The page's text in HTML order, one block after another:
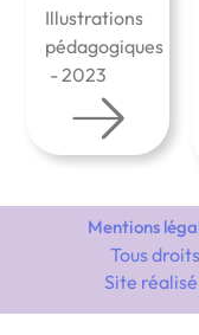
Illustrations
pédagogiques
- 2023
Mentions
Tous
Site